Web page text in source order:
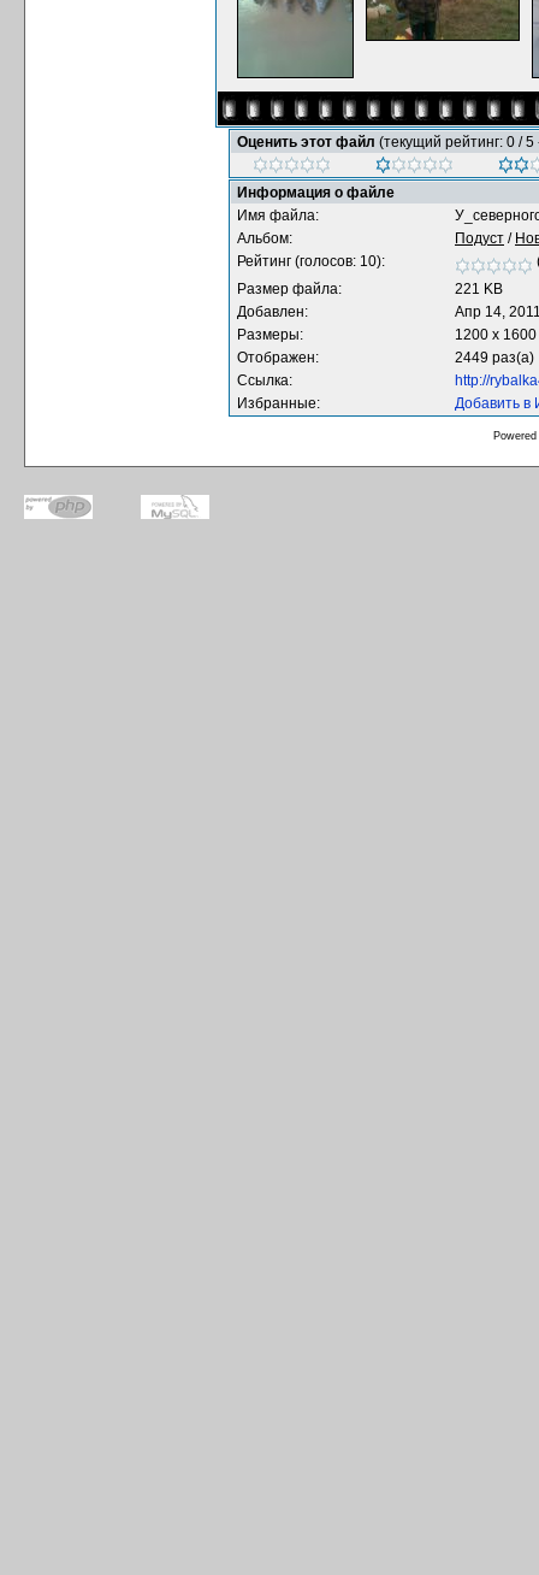
Оценить этот файл (текущий рейтинг: 0 / 5
Информация о файле
Имя файла:
Альбом:
Подуст /
Рейтинг (голосов: 10):
Размер файла:
221 KB
Добавлен:
Апр 14,
Размеры:
1200 x
Отображен:
2449 раз(а)
Ссылка:
http://
Избранные:
Добавить в